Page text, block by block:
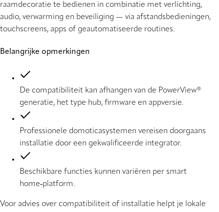
raamdecoratie te bedienen in combinatie met verlichting,
audio, verwarming en beveiliging — via afstandsbedieningen,
touchscreens, apps of geautomatiseerde routines.
Belangrijke opmerkingen
De compatibiliteit kan afhangen van de PowerView®
generatie, het type hub, firmware en appversie.
Professionele domoticasystemen vereisen doorgaans
installatie door een gekwalificeerde integrator.
Beschikbare functies kunnen variëren per smart
home‑platform.
Voor advies over compatibiliteit of installatie helpt je lokale